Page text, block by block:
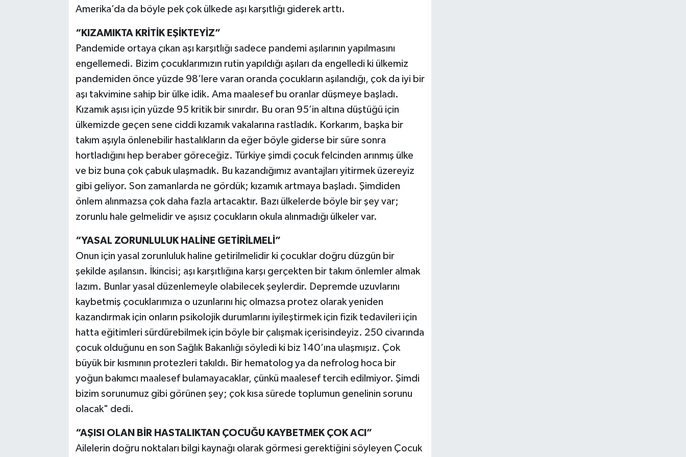
Amerika’da da böyle pek çok ülkede aşı karşıtlığı giderek arttı.
“KIZAMIKTA KRİTİK EŞİKTEYİZ”
Pandemide ortaya çıkan aşı karşıtlığı sadece pandemi aşılarının yapılmasını
engellemedi. Bizim çocuklarımızın rutin yapıldığı aşıları da engelledi ki ülkemiz
pandemiden önce yüzde 98’lere varan oranda çocukların aşılandığı, çok da iyi bir
aşı takvimine sahip bir ülke idik. Ama maalesef bu oranlar düşmeye başladı.
Kızamık aşısı için yüzde 95 kritik bir sınırdır. Bu oran 95’in altına düştüğü için
ülkemizde geçen sene ciddi kızamık vakalarına rastladık. Korkarım, başka bir
takım aşıyla önlenebilir hastalıkların da eğer böyle giderse bir süre sonra
hortladığını hep beraber göreceğiz. Türkiye şimdi çocuk felcinden arınmış ülke
ve biz buna çok çabuk ulaşmadık. Bu kazandığımız avantajları yitirmek üzereyiz
gibi geliyor. Son zamanlarda ne gördük; kızamık artmaya başladı. Şimdiden
önlem alınmazsa çok daha fazla artacaktır. Bazı ülkelerde böyle bir şey var;
zorunlu hale gelmelidir ve aşısız çocukların okula alınmadığı ülkeler var.
“YASAL ZORUNLULUK HALİNE GETİRİLMELİ”
Onun için yasal zorunluluk haline getirilmelidir ki çocuklar doğru düzgün bir
şekilde aşılansın. İkincisi; aşı karşıtlığına karşı gerçekten bir takım önlemler almak
lazım. Bunlar yasal düzenlemeyle olabilecek şeylerdir. Depremde uzuvlarını
kaybetmiş çocuklarımıza o uzunlarını hiç olmazsa protez olarak yeniden
kazandırmak için onların psikolojik durumlarını iyileştirmek için fizik tedavileri için
hatta eğitimleri sürdürebilmek için böyle bir çalışmak içerisindeyiz. 250 civarında
çocuk olduğunu en son Sağlık Bakanlığı söyledi ki biz 140’ına ulaşmışız. Çok
büyük bir kısmının protezleri takıldı. Bir hematolog ya da nefrolog hoca bir
yoğun bakımcı maalesef bulamayacaklar, çünkü maalesef tercih edilmiyor. Şimdi
bizim sorunumuz gibi görünen şey; çok kısa sürede toplumun genelinin sorunu
olacak" dedi.
“AŞISI OLAN BİR HASTALIKTAN ÇOCUĞU KAYBETMEK ÇOK ACI”
Ailelerin doğru noktaları bilgi kaynağı olarak görmesi gerektiğini söyleyen Çocuk